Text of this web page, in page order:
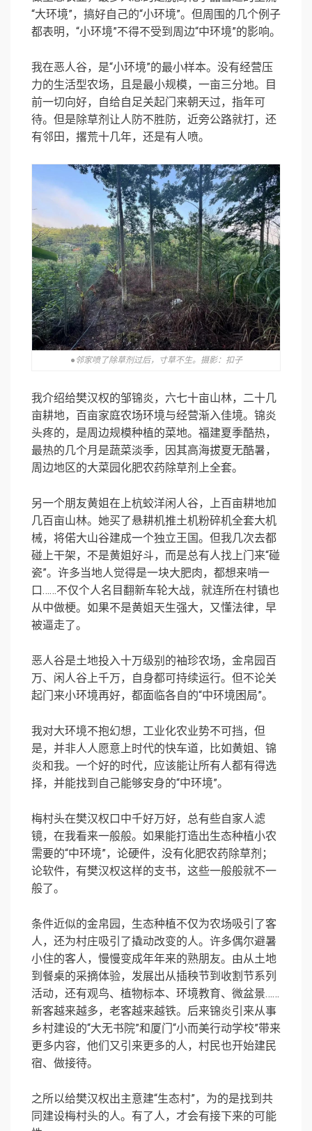
“大环境”，搞好自己的“小环境”。但周围的几个例子
都表明，“小环境”不得不受到周边“中环境”的影响。
我在恶人谷，是“小环境”的最小样本。没有经营压
力的生活型农场，且是最小规模，一亩三分地。目
前一切向好，自给自足关起门来朝天过，指年可
待。但是除草剂让人防不胜防，近旁公路就打，还
有邻田，撂荒十几年，还是有人喷。
●邻家喷了除草剂过后，寸草不生。摄影：扣子
我介绍给樊汉权的邹锦炎，六七十亩山林，二十几
亩耕地，百亩家庭农场环境与经营渐入佳境。锦炎
头疼的，是周边规模种植的菜地。福建夏季酷热，
最热的几个月是蔬菜淡季，因其高海拔夏无酷暑，
周边地区的大菜园化肥农药除草剂上全套。
另一个朋友黄姐在上杭蛟洋闲人谷，上百亩耕地加
几百亩山林。她买了悬耕机推土机粉碎机全套大机
械，将偌大山谷建成一个独立王国。但我几次去都
碰上干架，不是黄姐好斗，而是总有人找上门来“碰
瓷”。许多当地人觉得是一块大肥肉，都想来啃一
口……不仅个人名目翻新车轮大战，就连所在村镇也
从中做梗。如果不是黄姐天生强大，又懂法律，早
被逼走了。
恶人谷是土地投入十万级别的袖珍农场，金帛园百
万、闲人谷上千万，自身都可持续运行。但不论关
起门来小环境再好，都面临各自的“中环境困局”。
我对大环境不抱幻想，工业化农业势不可挡，但
是，并非人人愿意上时代的快车道，比如黄姐、锦
炎和我。一个好的时代，应该能让所有人都有得选
择，并能找到自己能够安身的“中环境”。
梅村头在樊汉权口中千好万好，总有些自家人滤
镜，在我看来一般般。如果能打造出生态种植小农
需要的“中环境”，论硬件，没有化肥农药除草剂；
论软件，有樊汉权这样的支书，这些一般般就不一
般了。
条件近似的金帛园，生态种植不仅为农场吸引了客
人，还为村庄吸引了撬动改变的人。许多偶尔避暑
小住的客人，慢慢变成年年来的熟朋友。由从土地
到餐桌的采摘体验，发展出从插秧节到收割节系列
活动，还有观鸟、植物标本、环境教育、微盆景……
新客越来越多，老客越来越铁。后来锦炎引来从事
乡村建设的“大无书院”和厦门“小而美行动学校”带来
更多内容，他们又引来更多的人，村民也开始建民
宿、做接待。
之所以给樊汉权出主意建“生态村”，为的是找到共
同建设梅村头的人。有了人，才会有接下来的可能